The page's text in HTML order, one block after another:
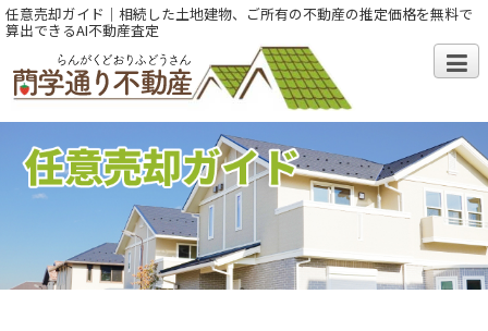
任意売却ガイド｜相続した土地建物、ご所有の不動産の推定価格を無料で
算出できるAI不動産査定